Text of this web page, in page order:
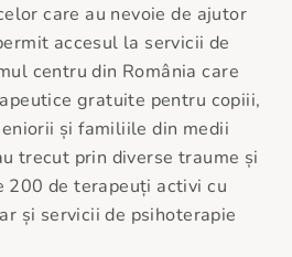
care au nevoie de ajutor
accesul la servicii de
centru din România care
gratuite pentru copiii,
și familiile din medii
trecut prin diverse traume și
200 de terapeuți activi cu
și servicii de psihoterapie